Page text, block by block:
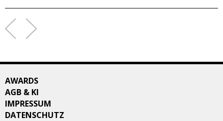
AWARDS
AGB & KI
IMPRESSUM
DATENSCHUTZ